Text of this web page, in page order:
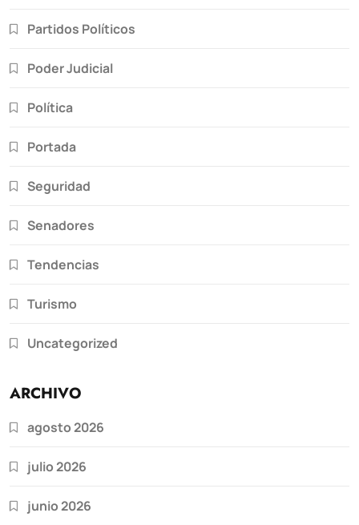
Partidos Políticos
Poder Judicial
Política
Portada
Seguridad
Senadores
Tendencias
Turismo
Uncategorized
ARCHIVO
agosto 2026
julio 2026
junio 2026